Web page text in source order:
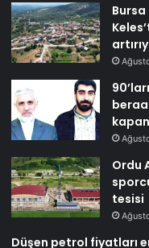
Ordu
tesisi
Düşen petrol fiyatları